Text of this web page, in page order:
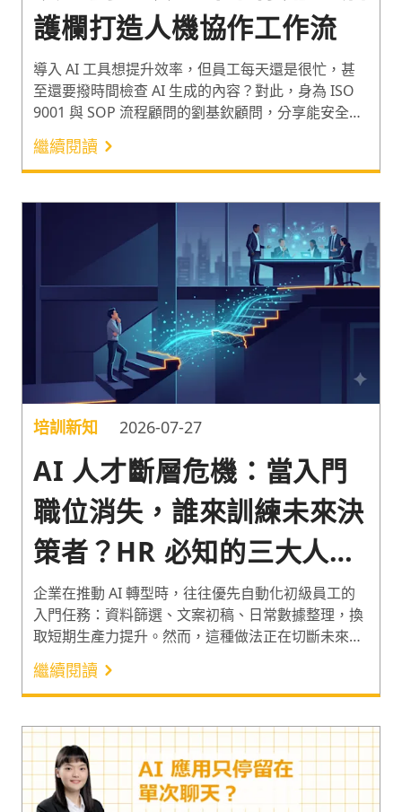
護欄打造人機協作工作流
導入 AI 工具想提升效率，但員工每天還是很忙，甚
至還要撥時間檢查 AI 生成的內容？對此，身為 ISO
9001 與 SOP 流程顧問的劉基欽顧問，分享能安全導
入 AI 工具的「HITL 四層安全護欄」，與實際導入時
可運用的離線 AI 工具及評估矩陣，讓資安風險不再
是企業導入 AI 的絆腳石。正確建立適合人機協作的
工作流，讓 AI 工具的導入發揮最大工作效益！
繼續閱讀
培訓新知 2026-07-27
AI 人才斷層危機：當入門
職位消失，誰來訓練未來決
策者？HR 必知的三大人才
戰略
企業在推動 AI 轉型時，往往優先自動化初級員工的
入門任務：資料篩選、文案初稿、日常數據整理，換
取短期生產力提升。然而，這種做法正在切斷未來核
心人才庫的養成路徑：當初級員工不再親手執行基礎
工作，他們便無法累積的專業的直覺與職業判斷力。
本文從企業現況與痛點出發，整理國際專家對此組織
議題的關鍵見解，並提出「人為先行、角色轉型、協
作導師」三大戰略，協助 HR 與企業決策者在導入 AI
的同時，守住組織的接班命脈。
繼續閱讀